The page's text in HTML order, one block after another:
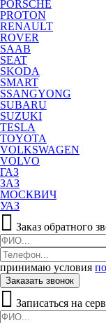
PORSCHE
PROTON
RENAULT
ROVER
SAAB
SEAT
SKODA
SMART
SSANGYONG
SUBARU
SUZUKI
TESLA
TOYOTA
VOLKSWAGEN
VOLVO
ГАЗ
ЗАЗ
МОСКВИЧ
УАЗ
Заказ обратного
принимаю условия
Заказать звонок
Записаться на